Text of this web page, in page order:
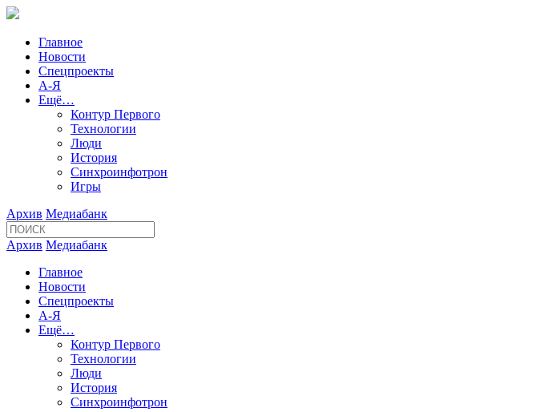
Главное
Новости
Спецпроекты
А-Я
Ещё…
Контур Первого
Технологии
Люди
История
Синхроинфотрон
Игры
Архив Медиабанк
Архив Медиабанк
Главное
Новости
Спецпроекты
А-Я
Ещё…
Контур Первого
Технологии
Люди
История
Синхроинфотрон